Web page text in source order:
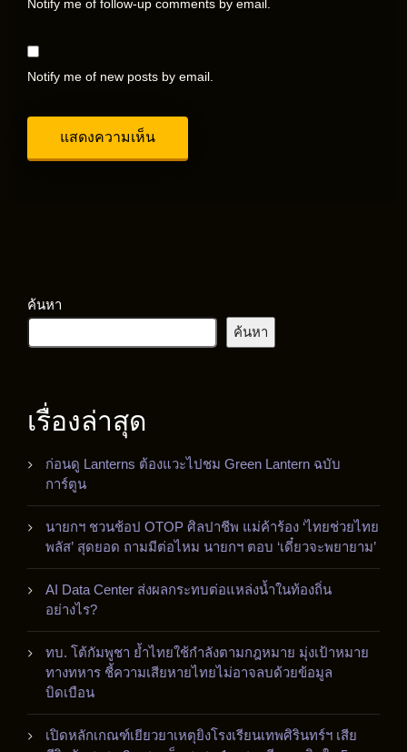
Notify me of follow-up comments by email.
Notify me of new posts by email.
ค้นหา
ค้นหา
เรื่องล่าสุด
ก่อนดู Lanterns ต้องแวะไปชม Green Lantern ฉบับ
การ์ตูน
นายกฯ ชวนช้อป OTOP ศิลปาชีพ แม่ค้าร้อง ‘ไทยช่วยไทย
พลัส’ สุดยอด ถามมีต่อไหม นายกฯ ตอบ ‘เดี๋ยวจะพยายาม’
AI Data Center ส่งผลกระทบต่อแหล่งน้ำในท้องถิ่น
อย่างไร?
ทบ. โต้กัมพูชา ย้ำไทยใช้กำลังตามกฎหมาย มุ่งเป้าหมาย
ทางทหาร ชี้ความเสียหายไทยไม่อาจลบด้วยข้อมูล
บิดเบือน
เปิดหลักเกณฑ์เยียวยาเหตุยิงโรงเรียนเทพศิรินทร์ฯ เสีย